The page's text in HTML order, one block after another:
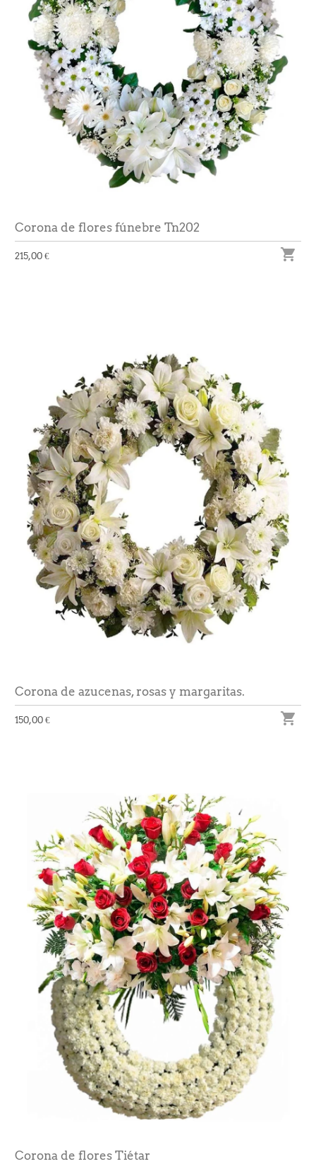
Corona de flores fúnebre Tn202
215,00 € 
Corona de azucenas, rosas y margaritas.
150,00 € 
Corona de flores Tiétar